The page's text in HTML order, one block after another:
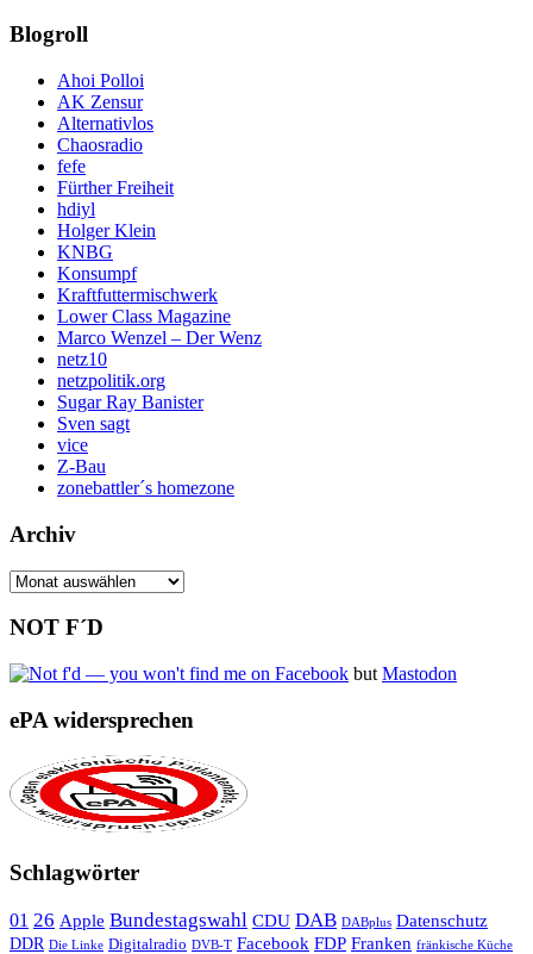
Blogroll
Ahoi Polloi
AK Zensur
Alternativlos
Chaosradio
fefe
Fürther Freiheit
hdiyl
Holger Klein
KNBG
Konsumpf
Kraftfuttermischwerk
Lower Class Magazine
Marco Wenzel – Der Wenz
netz10
netzpolitik.org
Sugar Ray Banister
Sven sagt
vice
Z-Bau
zonebattler´s homezone
Archiv
Archiv
NOT F´D
but Mastodon
ePA widersprechen
Schlagwörter
01 26 Apple Bundestagswahl CDU DAB DABplus Datenschutz
DDR Die Linke Digitalradio DVB-T Facebook FDP Franken fränkische Küche